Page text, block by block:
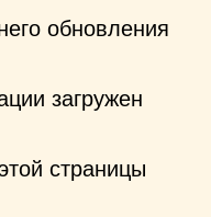
обновления
загружен
страницы